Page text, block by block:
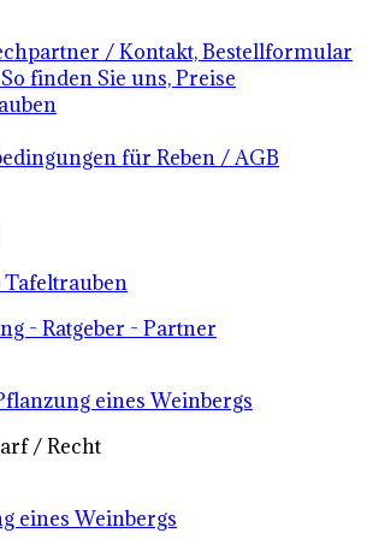
/ Kontakt, Bestellformular
finden Sie uns, Preise
für Reben / AGB
- Ratgeber - Partner
eines Weinbergs
/ Recht
eines Weinbergs